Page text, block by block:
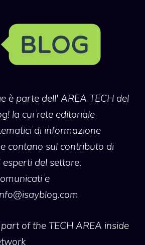
è parte dell' AREA TECH del
la cui rete editoriale
di informazione
contano sul contributo di
del settore.
e
of the TECH AREA inside